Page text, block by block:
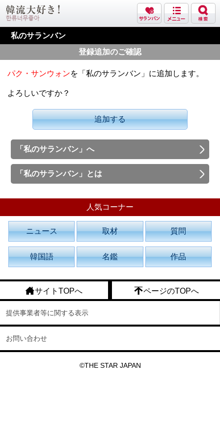
私のサランバン
登録追加のご確認
パク・サンウォンを「私のサランバン」に追加します。
よろしいですか？
追加する
「私のサランバン」へ
「私のサランバン」とは
人気コーナー
ニュース 取材 質問
韓国語 名鑑 作品
サイトTOPへ ページのTOPへ
提供事業者等に関する表示
お問い合わせ
©THE STAR JAPAN